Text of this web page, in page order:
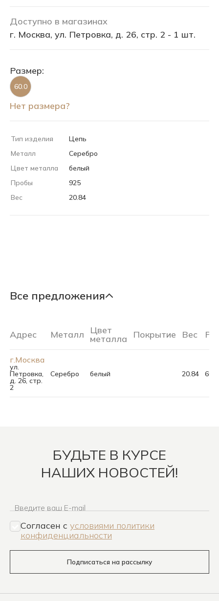
Доступно в магазинах
г. Москва, ул. Петровка, д. 26, стр. 2 - 1 шт.
Размер:
60.0
Нет размера?
Тип изделия
Цепь
Металл
Серебро
Цвет металла
белый
Пробы
925
Вес
20.84
Все предложения
Адрес Металл Цвет
металла Покрытие Вес
г.Москва
ул.
Петровка,
д. 26, стр.
2
Серебро белый 20.84 60.0
БУДЬТЕ В КУРСЕ
НАШИХ НОВОСТЕЙ!
Введите ваш E-mail
Согласен c условиями политики
конфиденциальности
Подписаться на рассылку